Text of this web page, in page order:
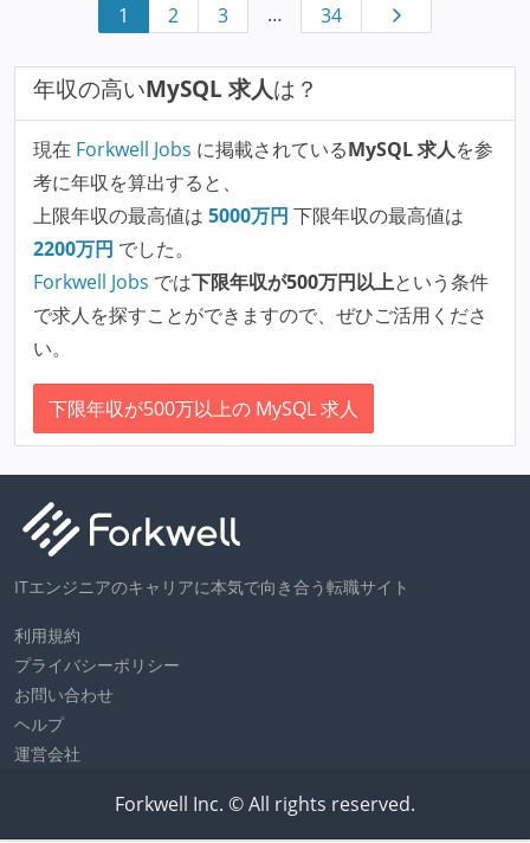
1 2 3 … 34
年収の高いMySQL 求人は？
現在 Forkwell Jobs に掲載されているMySQL 求人を参
考に年収を算出すると、
上限年収の最高値は 5000万円 下限年収の最高値は
2200万円 でした。
Forkwell Jobs では下限年収が500万円以上という条件
で求人を探すことができますので、ぜひご活用くださ
い。
下限年収が500万以上の MySQL 求人
ITエンジニアのキャリアに本気で向き合う転職サイト
利用規約
プライバシーポリシー
お問い合わせ
ヘルプ
運営会社
Forkwell Inc. © All rights reserved.